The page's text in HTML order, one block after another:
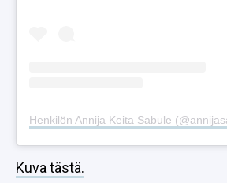
Kuva tästä.